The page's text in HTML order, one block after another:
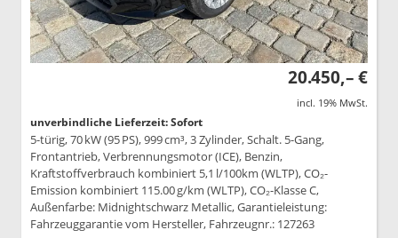
20.450,– €
incl. 19% MwSt.
unverbindliche Lieferzeit: Sofort
5-türig, 70 kW (95 PS), 999 cm³, 3 Zylinder, Schalt. 5-Gang,
Frontantrieb, Verbrennungsmotor (ICE), Benzin,
Kraftstoffverbrauch kombiniert 5,1 l/100km (WLTP), CO₂-
Emission kombiniert 115.00 g/km (WLTP), CO₂-Klasse C,
Außenfarbe: Midnightschwarz Metallic, Garantieleistung:
Fahrzeuggarantie vom Hersteller, Fahrzeugnr.: 127263